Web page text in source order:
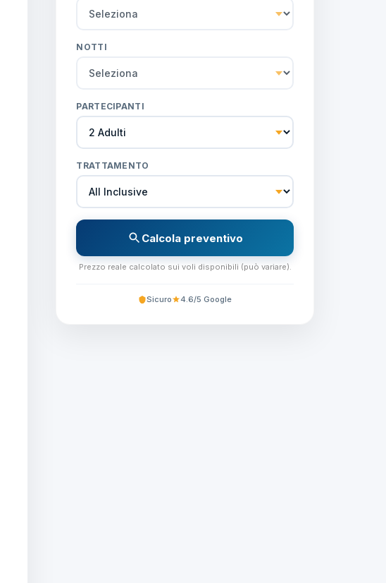
NOTTI
PARTECIPANTI
TRATTAMENTO
Calcola preventivo
Prezzo reale calcolato sui voli disponibili (può variare).
Sicuro 4.6/5 Google